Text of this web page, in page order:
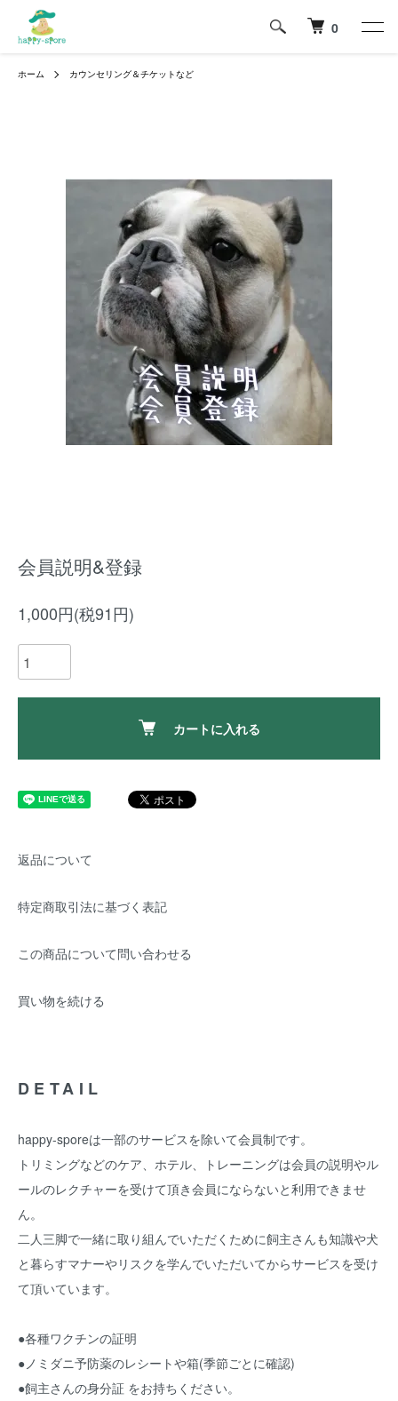
0
ホーム カウンセリング＆チケットなど
会員説明&登録
1,000円(税91円)
カートに入れる
返品について
特定商取引法に基づく表記
この商品について問い合わせる
買い物を続ける
DETAIL
happy-sporeは一部のサービスを除いて会員制です。
トリミングなどのケア、ホテル、トレーニングは会員の説明やル
ールのレクチャーを受けて頂き会員にならないと利用できませ
ん。
二人三脚で一緒に取り組んでいただくために飼主さんも知識や犬
と暮らすマナーやリスクを学んでいただいてからサービスを受け
て頂いています。
●各種ワクチンの証明
●ノミダニ予防薬のレシートや箱(季節ごとに確認)
●飼主さんの身分証 をお持ちください。